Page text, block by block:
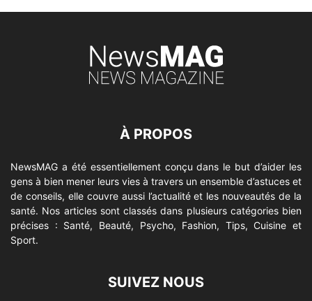
À PROPOS
NewsMAG a été essentiellement conçu dans le but d’aider les
gens à bien mener leurs vies à travers un ensemble d’astuces et
de conseils, elle couvre aussi l’actualité et les nouveautés de la
santé. Nos articles sont classés dans plusieurs catégories bien
précises : Santé, Beauté, Psycho, Fashion, Tips, Cuisine et
Sport.
SUIVEZ NOUS